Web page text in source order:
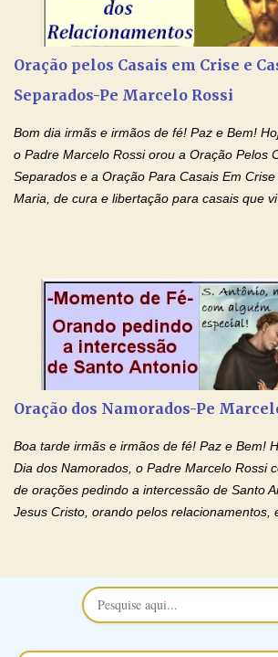
(Rezar durante nove dias seguidos ou
recorro a vós como intercessora entre a
entregueis nas mãos do Santíssimo o meu
o pedido). Acolhei, Nhá Chica, no vosso
Oração pelos Casais em Crise e
Separados-Pe Marcelo Rossi
Bom dia irmãs e irmãos de fé! Paz e Bem!
o Padre Marcelo Rossi orou a Oração Pelos
Separados e a Oração Para Casais Em
Maria, de cura e libertação para casais que
no programa de rádio Momento de Fé, pela
relacionamentos. Seu relacionamento está
sofrendo? Então ouça o Momento de Fé e
de orações abençoadas, d eixe o Amor
restaurar você e seu relacionamento.
separados, devido ao envolvimento de outras
relacionamento e que minaram,
casal. Vamos orar (coloque o seu esposo ou
Deus). "Senhor Jesus, restaura os laços ...
Oração dos Namorados-Pe
Boa tarde irmãs e irmãos de fé! Paz e Bem!
Dia dos Namorados, o Padre Marcelo Rossi
de orações pedindo a intercessão de Santo
Jesus Cristo, orando pelos relacionamentos,
maravilhosos cartões que coloquei aqui
esta abençoada semana no Momento de Fé
vamos juntos formar esta forte corrente de